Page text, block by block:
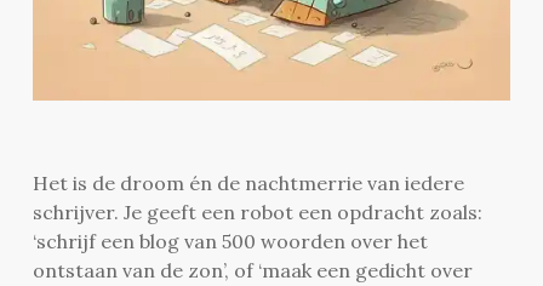
Het is de droom én de nachtmerrie van iedere
schrijver. Je geeft een robot een opdracht zoals:
‘schrijf een blog van 500 woorden over het
ontstaan van de zon’, of ‘maak een gedicht over